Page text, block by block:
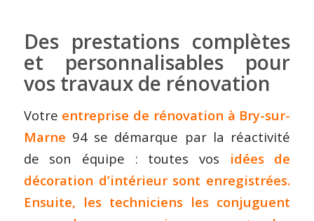
Des prestations complètes
et personnalisables pour
vos travaux de rénovation
Votre entreprise de rénovation à Bry-sur-
Marne 94 se démarque par la réactivité
de son équipe : toutes vos idées de
décoration d’intérieursont enregistrées.
Ensuite, les techniciens les conjuguent